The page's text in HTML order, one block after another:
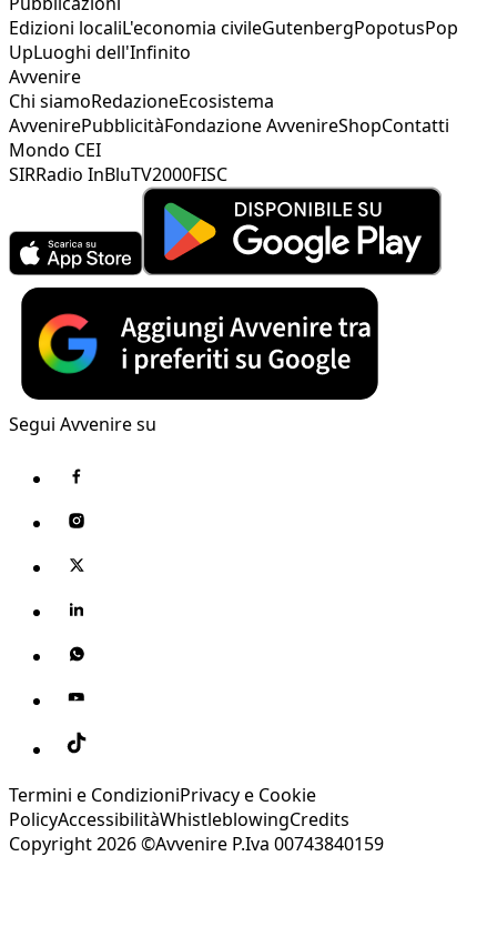
Edizioni localiL'economia civileGutenbergPopotusPop
UpLuoghi dell'Infinito
Avvenire
Chi siamoRedazioneEcosistema
AvvenirePubblicitàFondazione AvvenireShopContatti
Mondo CEI
SIRRadio InBluTV2000FISC
Segui Avvenire su
Termini e CondizioniPrivacy e Cookie
PolicyAccessibilitàWhistleblowingCredits
Copyright 2026 ©Avvenire P.Iva 00743840159